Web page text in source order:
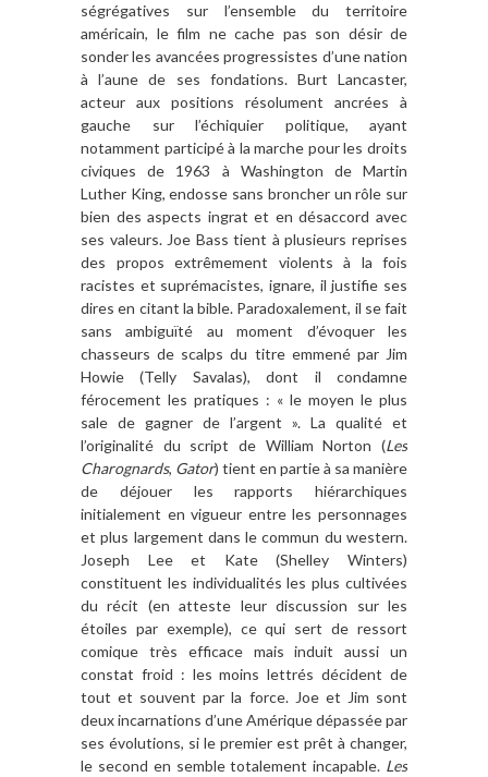
ségrégatives sur l’ensemble du territoire
américain, le film ne cache pas son désir de
sonder les avancées progressistes d’une nation
à l’aune de ses fondations. Burt Lancaster,
acteur aux positions résolument ancrées à
gauche sur l’échiquier politique, ayant
notamment participé à la marche pour les droits
civiques de 1963 à Washington de Martin
Luther King, endosse sans broncher un rôle sur
bien des aspects ingrat et en désaccord avec
ses valeurs. Joe Bass tient à plusieurs reprises
des propos extrêmement violents à la fois
racistes et suprémacistes, ignare, il justifie ses
dires en citant la bible. Paradoxalement, il se fait
sans ambiguïté au moment d’évoquer les
chasseurs de scalps du titre emmené par Jim
Howie (Telly Savalas), dont il condamne
férocement les pratiques : « le moyen le plus
sale de gagner de l’argent ». La qualité et
l’originalité du script de William Norton (Les
Charognards, Gator) tient en partie à sa manière
de déjouer les rapports hiérarchiques
initialement en vigueur entre les personnages
et plus largement dans le commun du western.
Joseph Lee et Kate (Shelley Winters)
constituent les individualités les plus cultivées
du récit (en atteste leur discussion sur les
étoiles par exemple), ce qui sert de ressort
comique très efficace mais induit aussi un
constat froid : les moins lettrés décident de
tout et souvent par la force. Joe et Jim sont
deux incarnations d’une Amérique dépassée par
ses évolutions, si le premier est prêt à changer,
le second en semble totalement incapable. Les